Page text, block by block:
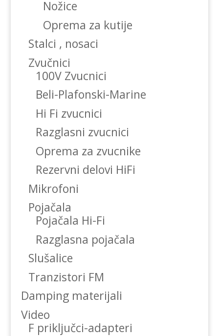
Nožice
Oprema za kutije
Stalci , nosaci
Zvučnici
100V Zvucnici
Beli-Plafonski-Marine
Hi Fi zvucnici
Razglasni zvucnici
Oprema za zvucnike
Rezervni delovi HiFi
Mikrofoni
Pojačala
Pojačala Hi-Fi
Razglasna pojačala
Slušalice
Tranzistori FM
Damping materijali
Video
F priključci-adapteri